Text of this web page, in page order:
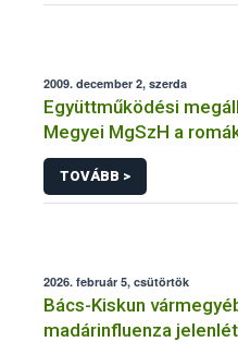
2009. december 2, szerda
Együttműködési
Megyei MgSzH a
érdekében
TOVÁBB >
2026. február 5, csütörtök
Bács-Kiskun
madárinfluenza